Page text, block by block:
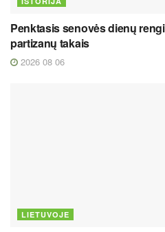
Penktasis senovės dienų
partizanų takais
2026 08 06
LIETUVOJE